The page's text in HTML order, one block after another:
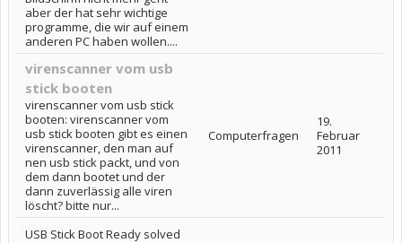
aber der hat sehr wichtige
programme, die wir auf einem
anderen PC haben wollen....
virenscanner vom usb
stick booten
virenscanner vom usb stick
booten: virenscanner vom
usb stick booten gibt es einen
virenscanner, den man auf
nen usb stick packt, und von
dem dann bootet und der
dann zuverlässig alle viren
löscht? bitte nur...
Computerfragen
19.
Februar
2011
USB Stick Boot Ready solved